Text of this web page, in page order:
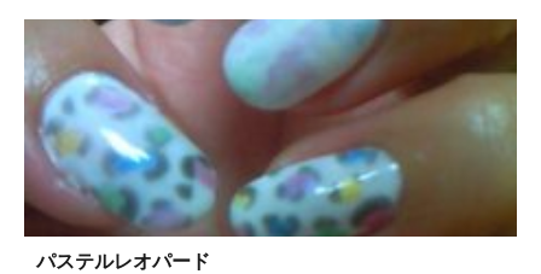
パステルレオパード